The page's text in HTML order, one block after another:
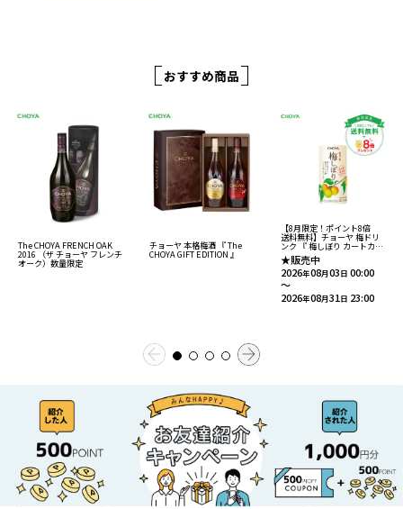
おすすめ商品
The CHOYA FRENCH OAK
2016 （ザ チョーヤ フレンチ
オーク）数量限定
チョーヤ 本格梅酒 『 The
CHOYA GIFT EDITION 』
【8月限定！ポイント8倍
送料無料】チョーヤ 梅ドリ
ンク 『 梅しぼり カートカン
125ml 30本入り 』
14％紀州産完熟南高梅果汁
入り飲料
★販売中
2026年08月03日 00:00
～
2026年08月31日 23:00